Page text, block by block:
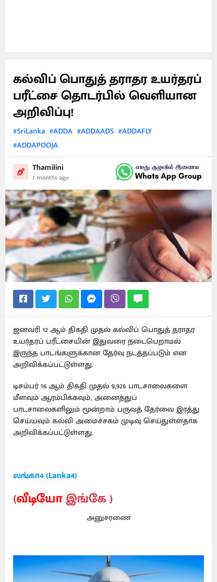
கல்விப் பொதுத் தராதர உயர்தரப்
பரீட்சை தொடர்பில் வெளியான
அறிவிப்பு!
#SriLanka #ADDA #ADDAADS #ADDAFLY
#ADDAPOOJA
Thamilini
7 months ago
ஜனவரி 12 ஆம் திகதி முதல் கல்விப் பொதுத் தராதர
உயர்தரப் பரீட்சையின் இதுவரை நடைபெறாமல்
இருந்த பாடங்களுக்கான தேர்வு நடத்தப்படும் என
அறிவிக்கப்பட்டுள்ளது.
டிசம்பர் 16 ஆம் திகதி முதல் 9,926 பாடசாலைகளை
மீளவும் ஆரம்பிக்கவும், அனைத்துப்
பாடசாலைகளிலும் மூன்றாம் பருவத் தேர்வை இரத்து
செய்யவும் கல்வி அமைச்சகம் முடிவு செய்துள்ளதாக
அறிவிக்கப்பட்டுள்ளது.
லங்கா4 (Lanka4)
(வீடியோஇங்கே )
அனுசரணை